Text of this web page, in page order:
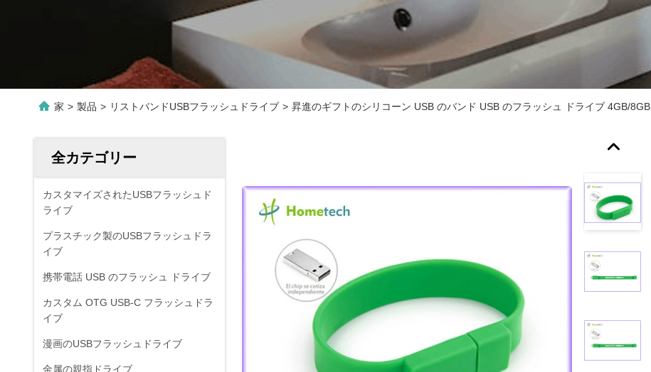
家 > 製品 > リストバンドUSBフラッシュドライブ > 昇進のギフトのシリコーン USB のバンド USB のフラッシュ ドライブ 4GB/8GB
全カテゴリー
カスタマイズされたUSBフラッシュド
ライブ
プラスチック製のUSBフラッシュドラ
イブ
携帯電話 USB のフラッシュ ドライブ
カスタム OTG USB-C フラッシュドラ
イブ
漫画のUSBフラッシュドライブ
金属の親指ドライブ